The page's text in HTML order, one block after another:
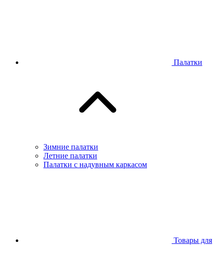
Палатки
Зимние палатки
Летние палатки
Палатки с надувным каркасом
Товары для